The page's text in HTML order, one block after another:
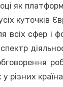
як
куточків
всіх сфер і
різних